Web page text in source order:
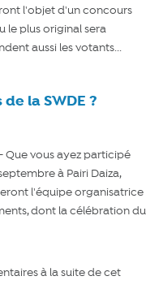
l'objet d'un concours
le plus original sera
aussi les votants...
la SWDE ?
- Que vous ayez participé
à Pairi Daiza,
l'équipe organisatrice
dont la célébration du
à la suite de cet